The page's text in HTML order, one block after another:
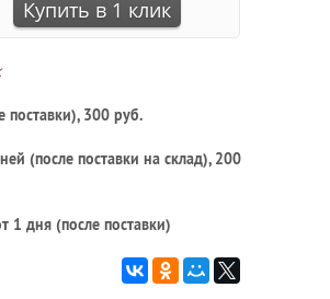
Купить в 1 клик
поставки), 300 руб.
(после поставки на склад), 200
1 дня (после поставки)